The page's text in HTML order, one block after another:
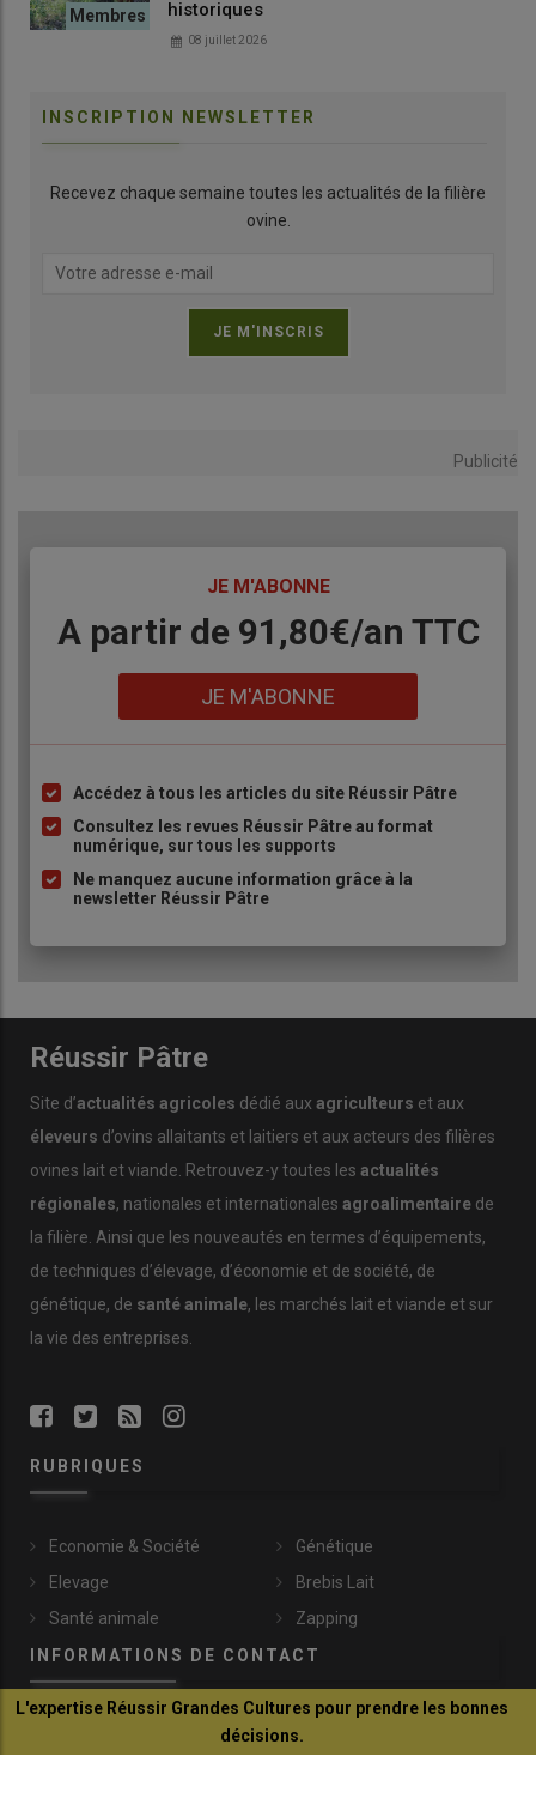
historiques
08 juillet 2026
INSCRIPTION NEWSLETTER
Recevez chaque semaine toutes les actualités de la filière
ovine.
Publicité
JE M'ABONNE
Body
A partir de 91,80€/an​ TTC
JE M'ABONNE
Liste
à
puce
Accédez à tous les articles du site Réussir Pâtre
Consultez les revues Réussir Pâtre au format
numérique, sur tous les supports
Ne manquez aucune information grâce à la
newsletter Réussir Pâtre
Réussir Pâtre
Site d’actualités agricoles dédié aux agriculteurs et aux
éleveurs d’ovins allaitants et laitiers et aux acteurs des filières
ovines lait et viande. Retrouvez-y toutes les actualités
régionales, nationales et internationales agroalimentaire de
la filière. Ainsi que les nouveautés en termes d’équipements,
de techniques d’élevage, d’économie et de société, de
génétique, de santé animale, les marchés lait et viande et sur
la vie des entreprises.
RUBRIQUES
Economie & Société
Elevage
Santé animale
Génétique
Brebis Lait
Zapping
INFORMATIONS DE CONTACT
L'expertise Réussir Grandes Cultures pour prendre les bonnes
décisions.